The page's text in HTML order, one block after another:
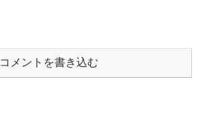
コメントを書き込む